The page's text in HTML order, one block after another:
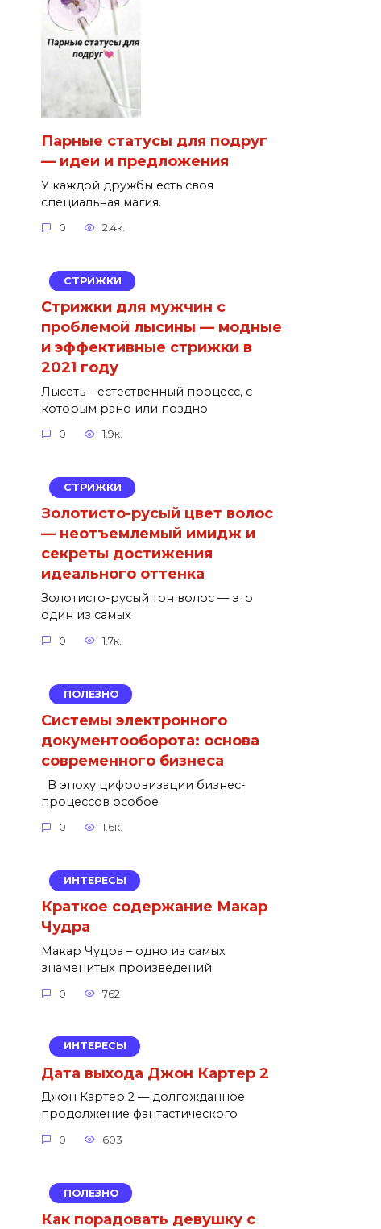
Парные статусы для подруг
— идеи и предложения
У каждой дружбы есть своя
специальная магия.
0 2.4к.
СТРИЖКИ
Стрижки для мужчин с
проблемой лысины — модные
и эффективные стрижки в
2021 году
Лысеть – естественный процесс, с
которым рано или поздно
0 1.9к.
СТРИЖКИ
Золотисто-русый цвет волос
— неотъемлемый имидж и
секреты достижения
идеального оттенка
Золотисто-русый тон волос — это
один из самых
0 1.7к.
ПОЛЕЗНО
Системы электронного
документооборота: основа
современного бизнеса
В эпоху цифровизации бизнес-
процессов особое
0 1.6к.
ИНТЕРЕСЫ
Краткое содержание Макар
Чудра
Макар Чудра – одно из самых
знаменитых произведений
0 762
ИНТЕРЕСЫ
Дата выхода Джон Картер 2
Джон Картер 2 — долгожданное
продолжение фантастического
0 603
ПОЛЕЗНО
Как порадовать девушку с